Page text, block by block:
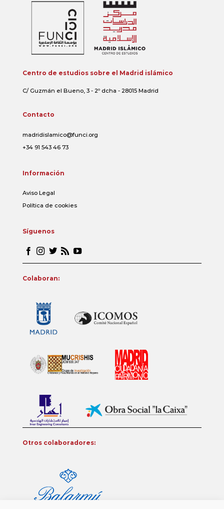
Centro de estudios sobre el Madrid islámico
C/ Guzmán el Bueno, 3 - 2º dcha - 28015 Madrid
Contacto
madridislamico@funci.org
+34 91 543 46 73
Información
Aviso Legal
Política de cookies
Síguenos
Colaboran:
Otros colaboradores: